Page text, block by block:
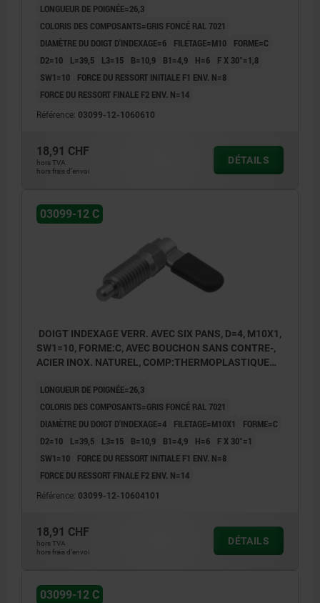
LONGUEUR DE POIGNÉE=26,3
COLORIS DES COMPOSANTS=GRIS FONCÉ RAL 7021
DIAMÈTRE DU DOIGT D'INDEXAGE=6
FILETAGE=M10
FORME=C
D2=10
L=39,5 L3=15 B=10,9 B1=4,9 H=6
F X 30°=1,8
SW1=10
FORCE DU RESSORT INITIALE F1 ENV. N=8
FORCE DU RESSORT FINALE F2 ENV. N=14
Référence: 03099-12-1060610
18,91 CHF
hors TVA
hors frais d’envoi
DÉTAILS
03099-12 C
DOIGT INDEXAGE VERR. AVEC SIX PANS, D=4, M10X1,
SW1=10, FORME:C, AVEC BOUCHON SANS CONTRE-,
ACIER INOX. NATUREL, COMP:THERMOPLASTIQUE
LONGUEUR DE POIGNÉE=26,3
COLORIS DES COMPOSANTS=GRIS FONCÉ RAL 7021
DIAMÈTRE DU DOIGT D'INDEXAGE=4
FILETAGE=M10X1
FORME=C
D2=10
L=39,5 L3=15 B=10,9 B1=4,9 H=6
F X 30°=1
SW1=10
FORCE DU RESSORT INITIALE F1 ENV. N=8
FORCE DU RESSORT FINALE F2 ENV. N=14
Référence: 03099-12-10604101
18,91 CHF
hors TVA
hors frais d’envoi
DÉTAILS
03099-12 C